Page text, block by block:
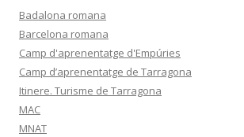
Badalona romana
Barcelona romana
Camp d'aprenentatge d'Empúries
Camp d’aprenentatge de Tarragona
Itinere. Turisme de Tarragona
MAC
MNAT